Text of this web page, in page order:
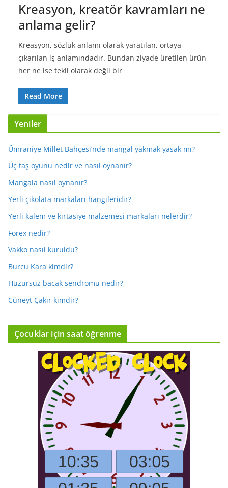
Kreasyon, kreatör kavramları ne
anlama gelir?
Kreasyon, sözlük anlamı olarak yaratılan, ortaya
çıkarılan iş anlamındadır. Bundan ziyade üretilen ürün
her ne ise tekil olarak değil bir
Read More
Yeniler
Ümraniye Millet Bahçesi’nde mangal yakmak yasak mı?
Üç taş oyunu nedir ve nasıl oynanır?
Mangala nasıl oynanır?
Yerli çikolata markaları hangileridir?
Yerli kalem ve kırtasiye malzemesi markaları nelerdir?
Forex nedir?
Vakko nasıl kuruldu?
Burcu Kara kimdir?
Huzursuz bacak sendromu nedir?
Cüneyt Çakır kimdir?
Çocuklar için saat öğrenme